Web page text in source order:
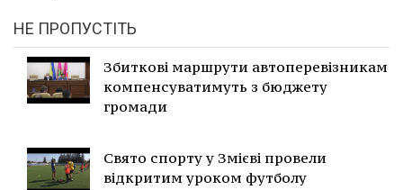
НЕ ПРОПУСТІТЬ
Збиткові маршрути автоперевізникам
компенсуватимуть з бюджету
громади
Свято спорту у Змієві провели
відкритим уроком футболу